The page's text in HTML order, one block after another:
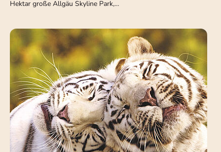
Hektar große Allgäu Skyline Park,…